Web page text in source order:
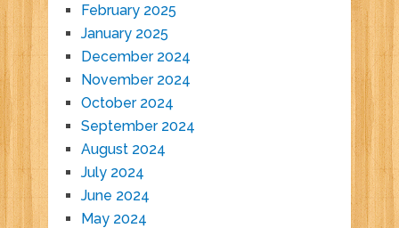
February 2025
January 2025
December 2024
November 2024
October 2024
September 2024
August 2024
July 2024
June 2024
May 2024